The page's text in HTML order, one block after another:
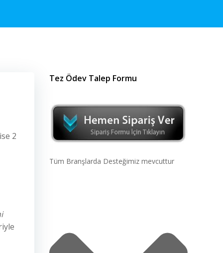
2
Tez Ödev Talep Formu
Tüm Branşlarda Desteğimiz mevcuttur